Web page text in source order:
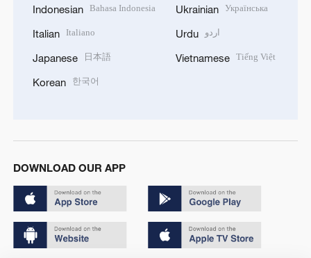
Indonesian Bahasa Indonesia
Italian Italiano
Japanese 日本語
Korean 한국어
Ukrainian Українська
Urdu اردو
Vietnamese Tiếng Việt
DOWNLOAD OUR APP